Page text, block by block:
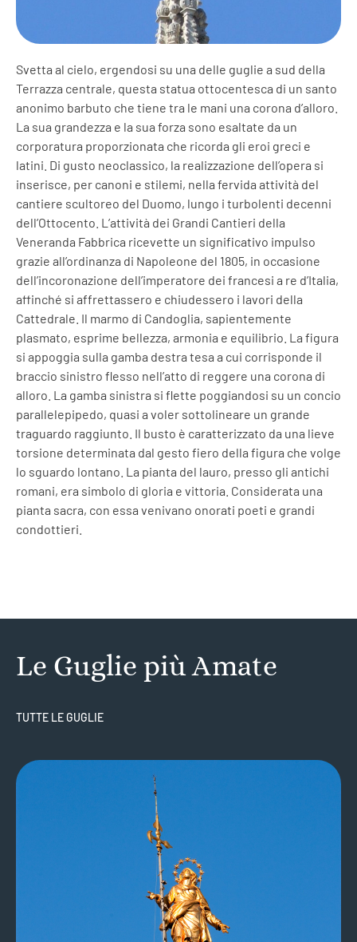
Svetta al cielo, ergendosi su una delle guglie a sud della
Terrazza centrale, questa statua ottocentesca di un santo
anonimo barbuto che tiene tra le mani una corona d’alloro.
La sua grandezza e la sua forza sono esaltate da un
corporatura proporzionata che ricorda gli eroi greci e
latini. Di gusto neoclassico, la realizzazione dell’opera si
inserisce, per canoni e stilemi, nella fervida attività del
cantiere scultoreo del Duomo, lungo i turbolenti decenni
dell’Ottocento. L’attività dei Grandi Cantieri della
Veneranda Fabbrica ricevette un significativo impulso
grazie all’ordinanza di Napoleone del 1805, in occasione
dell’incoronazione dell’imperatore dei francesi a re d’Italia,
affinché si affrettassero e chiudessero i lavori della
Cattedrale. Il marmo di Candoglia, sapientemente
plasmato, esprime bellezza, armonia e equilibrio. La figura
si appoggia sulla gamba destra tesa a cui corrisponde il
braccio sinistro flesso nell’atto di reggere una corona di
alloro. La gamba sinistra si flette poggiandosi su un concio
parallelepipedo, quasi a voler sottolineare un grande
traguardo raggiunto. Il busto è caratterizzato da una lieve
torsione determinata dal gesto fiero della figura che volge
lo sguardo lontano. La pianta del lauro, presso gli antichi
romani, era simbolo di gloria e vittoria. Considerata una
pianta sacra, con essa venivano onorati poeti e grandi
condottieri.
Le Guglie più Amate
TUTTE LE GUGLIE